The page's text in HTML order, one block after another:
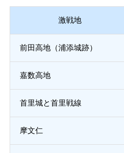
激戦地
前田高地（浦添城跡）
嘉数高地
首里城と首里戦線
摩文仁